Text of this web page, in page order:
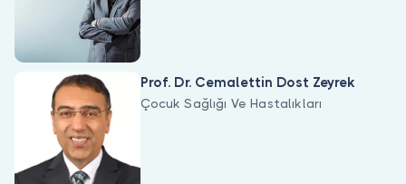
Prof. Dr. Cemalettin Dost Zeyrek
Çocuk Sağlığı Ve Hastalıkları